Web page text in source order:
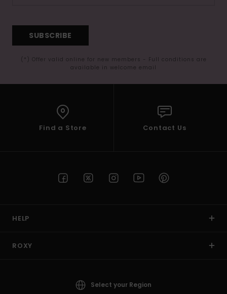
SUBSCRIBE
(*) Offer valid online for new members - Full conditions are
available in welcome email
Find a Store Contact Us
HELP
ROXY
Select your Region